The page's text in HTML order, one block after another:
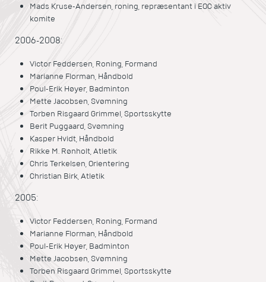
Mads Kruse-Andersen, roning, repræsentant i EOC aktiv
komite
2006-2008:
Victor Feddersen, Roning, Formand
Marianne Florman, Håndbold
Poul-Erik Høyer, Badminton
Mette Jacobsen, Svømning
Torben Risgaard Grimmel, Sportsskytte
Berit Puggaard, Svømning
Kasper Hvidt, Håndbold
Rikke M. Rønholt, Atletik
Chris Terkelsen, Orientering
Christian Birk, Atletik
2005:
Victor Feddersen, Roning, Formand
Marianne Florman, Håndbold
Poul-Erik Høyer, Badminton
Mette Jacobsen, Svømning
Torben Risgaard Grimmel, Sportsskytte